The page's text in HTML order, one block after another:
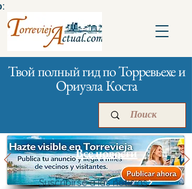
Твой полный гид по Торревьехе и
Ориуэла Коста
Все новости
Suscribirse a las noticias